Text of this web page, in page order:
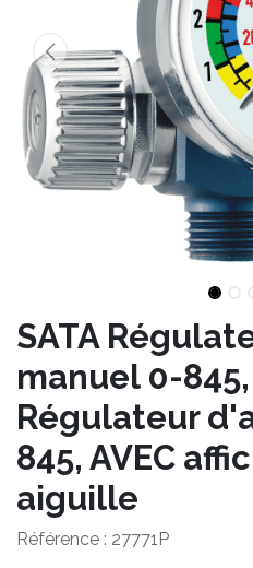
SATA
manuel 0-845,
Régulateur
845, AVEC
aiguille
Référence : 27771P